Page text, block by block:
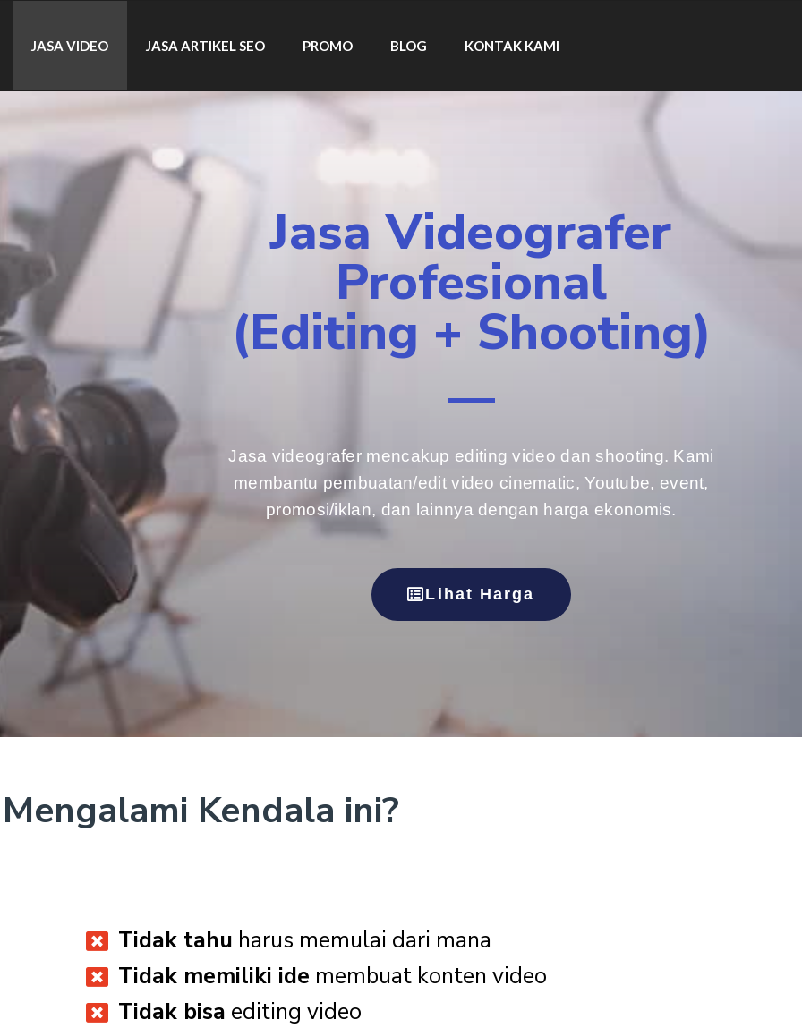
JASA VIDEO JASA ARTIKEL SEO PROMO BLOG KONTAK KAMI
Jasa Videografer
Profesional
(Editing + Shooting)
Jasa videografer mencakup editing video dan shooting. Kami
membantu pembuatan/edit video cinematic, Youtube, event,
promosi/iklan, dan lainnya dengan harga ekonomis.
Lihat Harga
Mengalami Kendala ini?
Tidak tahu harus memulai dari mana
Tidak memiliki ide membuat konten video
Tidak bisa editing video